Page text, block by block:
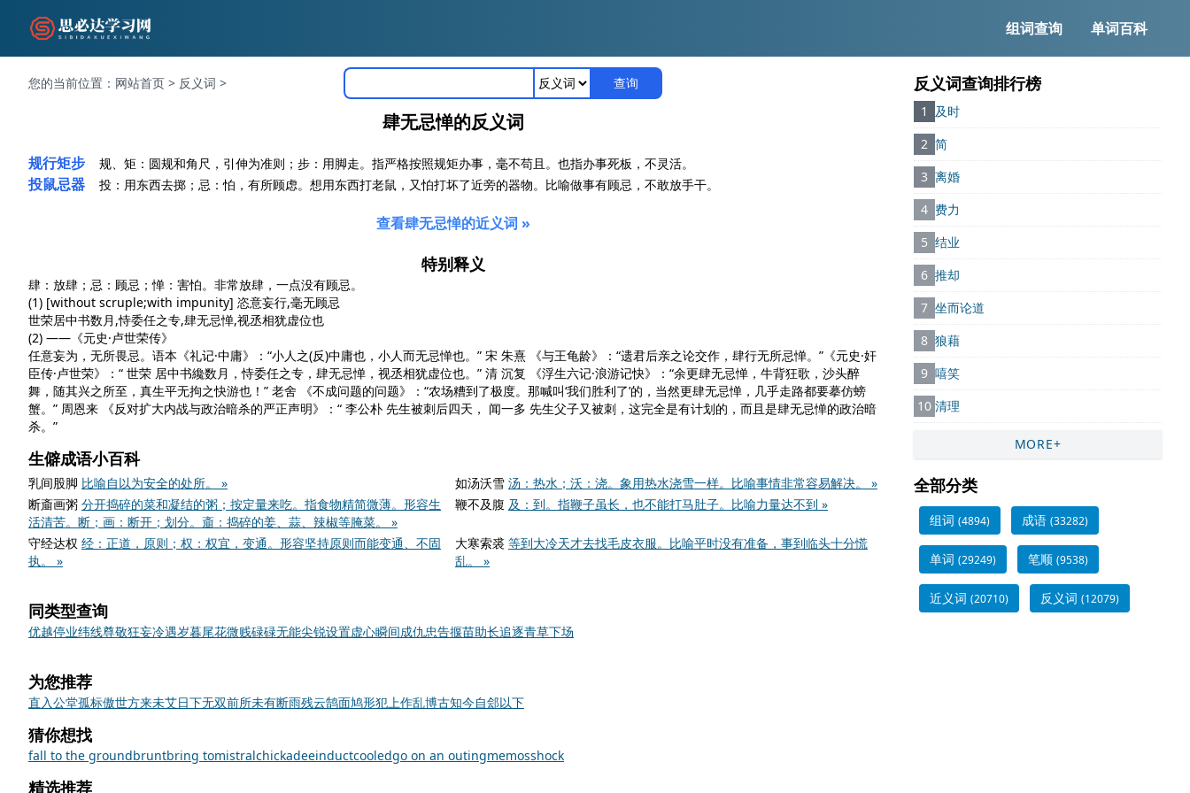
组词查询 单词百科
您的当前位置： 网站首页 > 反义词 > 查询
肆无忌惮的反义词
规行矩步 规、矩：圆规和角尺，引伸为准则；步：用脚走。指严格按照规矩办事，毫不苟且。也指办事死板，不灵活。
投鼠忌器 投：用东西去掷；忌：怕，有所顾虑。想用东西打老鼠，又怕打坏了近旁的器物。比喻做事有顾忌，不敢放手干。
查看肆无忌惮的近义词 »
特别释义
肆：放肆；忌：顾忌；惮：害怕。非常放肆，一点没有顾忌。
(1) [without scruple;with impunity] 恣意妄行,毫无顾忌
世荣居中书数月,恃委任之专,肆无忌惮,视丞相犹虚位也
(2) —— 《元史·卢世荣传》
任意妄为，无所畏忌。语本 《礼记·中庸》 ：“小人之(反)中庸也，小人而无忌惮也。” 宋 朱熹 《与王龟龄》 ：“遗君后亲之论交作，肆行无所忌惮。” 《元史·奸
臣传·卢世荣》
：“ 世荣 居中书纔数月，恃委任之专，肆无忌惮，视丞相犹虚位也。” 清 沉复 《浮生六记·浪游记快》
：“余更肆无忌惮，牛背狂歌，沙头醉
舞，随其兴之所至，真生平无拘之快游也！” 老舍
《不成问题的问题》
：“农场糟到了极度。那喊叫‘我们胜利了’的，当然更肆无忌惮，几乎走路都要摹仿螃
蟹。” 周恩来
《反对扩大内战与政治暗杀的严正声明》
：“ 李公朴 先生被刺后四天， 闻一多 先生父子又被刺，这完全是有计划的，而且是肆无忌惮的政治暗
杀。”
生僻成语小百科
乳间股脚 比喻自以为安全的处所。 » 如汤沃雪 汤：热水；沃：浇。象用热水浇雪一样。比喻事情非常容易解决。 »
断齑画粥 分开捣碎的菜和凝结的粥；按定量来吃。指食物精简微薄。形容生
活清苦。断；画：断开；划分。齑：捣碎的姜、蒜、辣椒等腌菜。 »
鞭不及腹 及：到。指鞭子虽长，也不能打马肚子。比喻力量达不到 »
守经达权 经：正道，原则；权：权宜，变通。形容坚持原则而能变通、不固
执。 »
大寒索裘 等到大冷天才去找毛皮衣服。比喻平时没有准备，事到临头十分慌
乱。 »
同类型查询
优越停业纬线尊敬狂妄冷遇岁暮尾花微贱碌碌无能尖锐设置虚心瞬间成仇忠告揠苗助长追逐青草下场
为您推荐
直入公堂孤标傲世方来未艾日下无双前所未有断雨残云鹄面鸠形犯上作乱博古知今自郐以下
猜你想找
fall to the groundbruntbring tomistralchickadeeinductcooledgo on an outingmemosshock
精选推荐
反义词查询排行榜
1
及时
2 简
3 离婚
4 费力
5 结业
6 推却
7 坐而论道
8 狼藉
9 嘻笑
10 清理
MORE+
全部分类
组词 (4894) 成语 (33282)
单词 (29249) 笔顺 (9538)
近义词 (20710) 反义词 (12079)